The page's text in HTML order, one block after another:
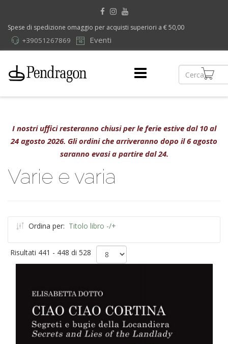
Spese di spedizione omaggio per acquisti superiori a € 50,00
Eventi
+39051267869
I nostri uffici resteranno chiusi per le ferie estive dal 10 al
24 agosto 2026. Gli ordini che arriveranno dopo il 6 agosto
saranno evasi a partire dal 24.
Varie e varia
Ordina per: Titolo libro -/+
Risultati 441 - 448 di 528